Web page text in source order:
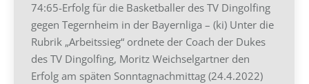
74:65-Erfolg für die Basketballer des TV Dingolfing
gegen Tegernheim in der Bayernliga – (ki) Unter die
Rubrik „Arbeitssieg“ ordnete der Coach der Dukes
des TV Dingolfing, Moritz Weichselgartner den
Erfolg am späten Sonntagnachmittag (24.4.2022)